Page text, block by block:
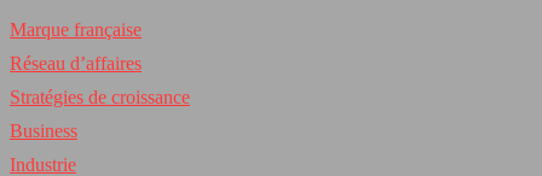
Marque française
Réseau d’affaires
Stratégies de croissance
Business
Industrie